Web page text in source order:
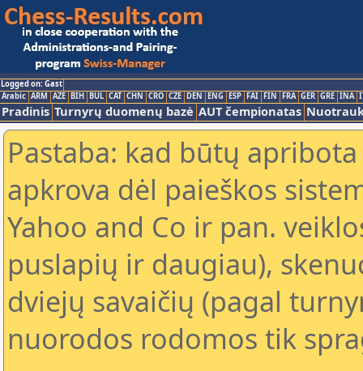
Logged on: Gast
Arabic ARM AZE BIH BUL CAT CHN CRO CZE DEN ENG ESP FAI FIN FRA GER GRE INA
Pradinis Turnyrų duomenų bazė AUT čempionatas
Pastaba: kad būtų
apkrova dėl paieškos
Yahoo and Co ir pan.
puslapių ir daugiau),
dviejų savaičių (pagal
nuorodos rodomos tik